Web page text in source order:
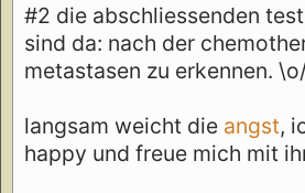
#2 die abschliessenden
sind da: nach der
metastasen zu erkennen.
langsam weicht die angst,
happy und freue mich mit